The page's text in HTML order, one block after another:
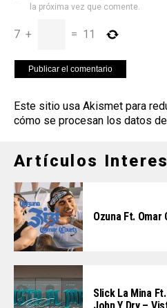
la próxima vez que comente.
7 + = 11
Este sitio usa Akismet para
cómo se procesan los datos
Artículos
Ozuna Ft.
Slick La Mina
John Y Dry –